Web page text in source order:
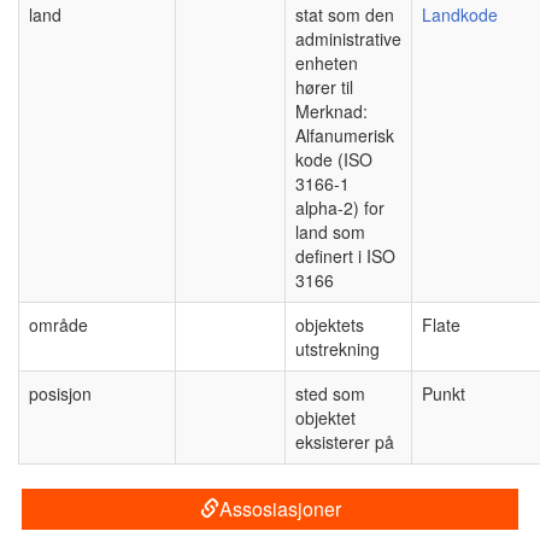
land
stat som den
administrative
enheten
hører til
Merknad:
Alfanumerisk
kode (ISO
3166-1
alpha-2) for
land som
definert i ISO
3166
Landkode
område
objektets
utstrekning
Flate
posisjon
sted som
objektet
eksisterer på
Punkt
Assosiasjoner